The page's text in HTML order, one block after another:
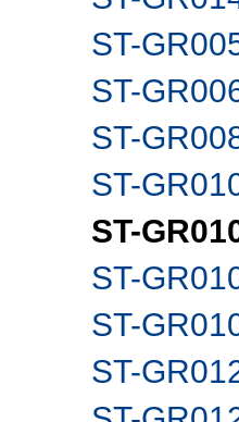
ST-
ST-
ST-
ST-
ST-
ST-
ST-
ST-